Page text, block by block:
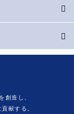
創造し、
献する。